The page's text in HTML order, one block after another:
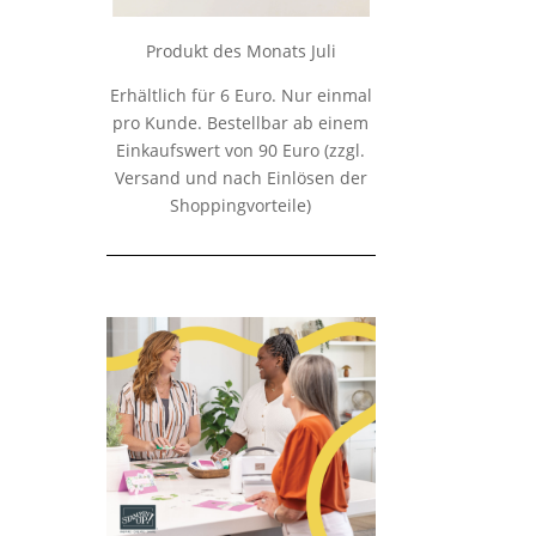
Produkt des Monats Juli
Erhältlich für 6 Euro. Nur einmal
pro Kunde. Bestellbar ab einem
Einkaufswert von 90 Euro (zzgl.
Versand und nach Einlösen der
Shoppingvorteile)